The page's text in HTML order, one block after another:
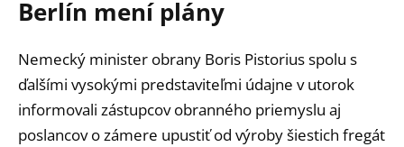
Berlín mení plány
Nemecký minister obrany Boris Pistorius spolu s
ďalšími vysokými predstaviteľmi údajne v utorok
informovali zástupcov obranného priemyslu aj
poslancov o zámere upustiť od výroby šiestich fregát